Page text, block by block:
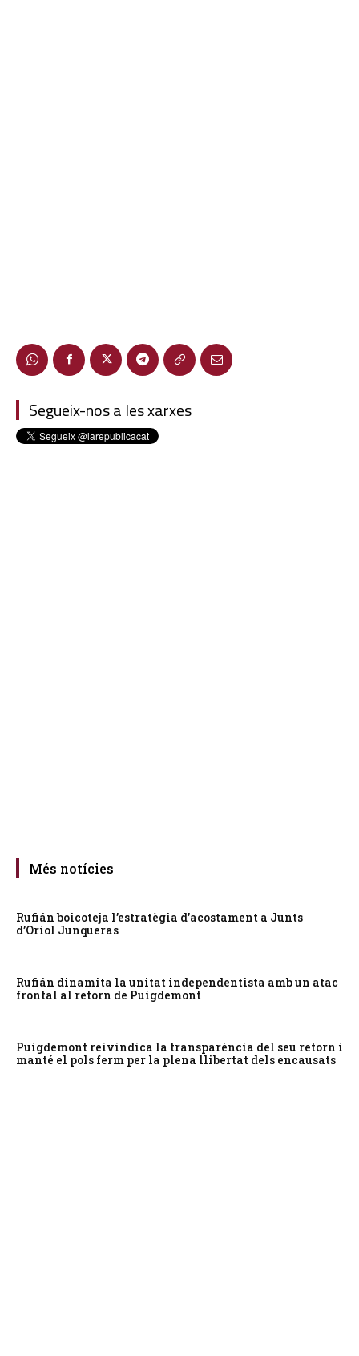
Segueix-nos a les xarxes
Més notícies
Rufián boicoteja l’estratègia d’acostament a Junts
d’Oriol Junqueras
Rufián dinamita la unitat independentista amb un atac
frontal al retorn de Puigdemont
Puigdemont reivindica la transparència del seu retorn i
manté el pols ferm per la plena llibertat dels encausats